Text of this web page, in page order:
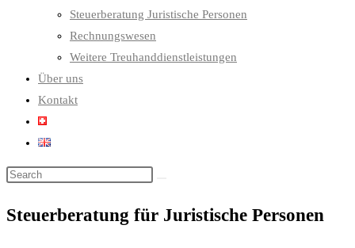
Steuerberatung Juristische Personen
Rechnungswesen
Weitere Treuhanddienstleistungen
Über uns
Kontakt
Steuerberatung für Juristische Personen